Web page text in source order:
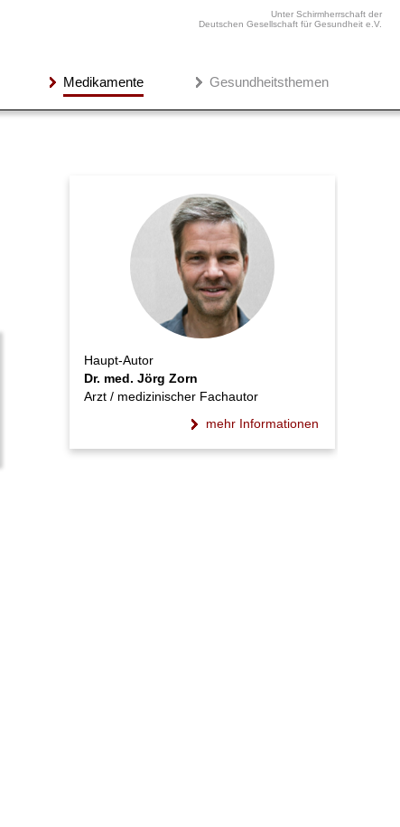
Unter Schirmherrschaft der
Deutschen Gesellschaft für Gesundheit e.V.
Medikamente
Gesundheitsthemen
Haupt-Autor
Dr. med. Jörg Zorn
Arzt / medizinischer Fachautor
mehr Informationen